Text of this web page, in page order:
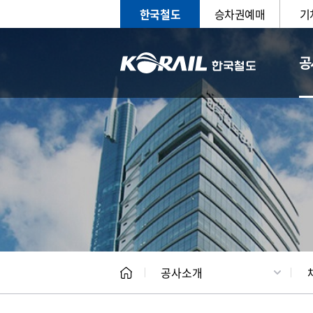
한국철도 승차권예매
CEO 일반
공사소개